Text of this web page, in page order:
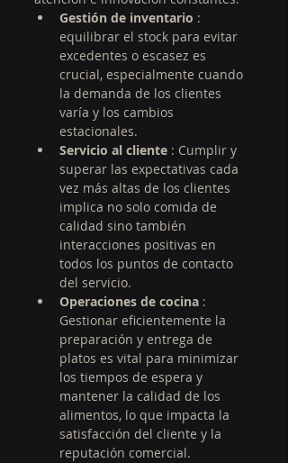
Gestión de inventario :
equilibrar el stock para evitar
excedentes o escasez es
crucial, especialmente cuando
la demanda de los clientes
varía y los cambios
estacionales.
Servicio al cliente : Cumplir y
superar las expectativas cada
vez más altas de los clientes
implica no solo comida de
calidad sino también
interacciones positivas en
todos los puntos de contacto
del servicio.
Operaciones de cocina :
Gestionar eficientemente la
preparación y entrega de
platos es vital para minimizar
los tiempos de espera y
mantener la calidad de los
alimentos, lo que impacta la
satisfacción del cliente y la
reputación comercial.